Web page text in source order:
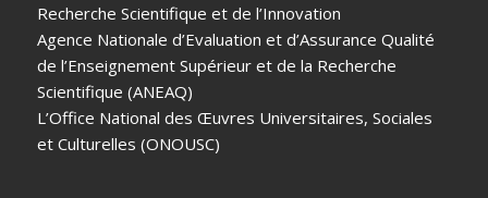
Recherche Scientifique et de l’Innovation
Agence Nationale d’Evaluation et d’Assurance Qualité
de l’Enseignement Supérieur et de la Recherche
Scientifique (ANEAQ)
L’Office National des Œuvres Universitaires, Sociales
et Culturelles (ONOUSC)